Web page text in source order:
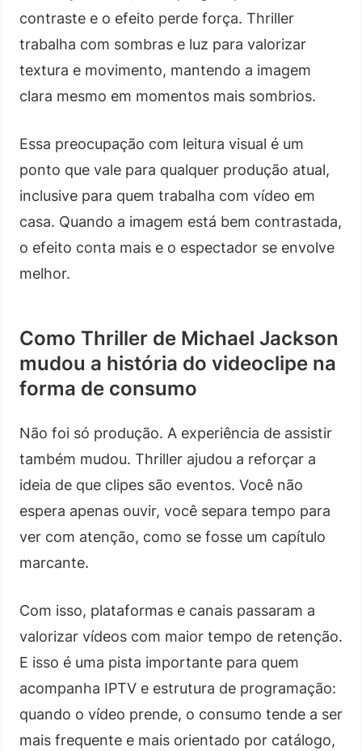
contraste e o efeito perde força. Thriller
trabalha com sombras e luz para valorizar
textura e movimento, mantendo a imagem
clara mesmo em momentos mais sombrios.
Essa preocupação com leitura visual é um
ponto que vale para qualquer produção atual,
inclusive para quem trabalha com vídeo em
casa. Quando a imagem está bem contrastada,
o efeito conta mais e o espectador se envolve
melhor.
Como Thriller de Michael Jackson
mudou a história do videoclipe na
forma de consumo
Não foi só produção. A experiência de assistir
também mudou. Thriller ajudou a reforçar a
ideia de que clipes são eventos. Você não
espera apenas ouvir, você separa tempo para
ver com atenção, como se fosse um capítulo
marcante.
Com isso, plataformas e canais passaram a
valorizar vídeos com maior tempo de retenção.
E isso é uma pista importante para quem
acompanha IPTV e estrutura de programação:
quando o vídeo prende, o consumo tende a ser
mais frequente e mais orientado por catálogo,